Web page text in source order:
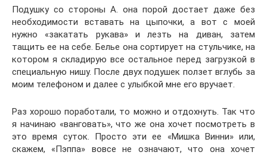
Подушку со стороны А. она порой достает даже без
необходимости вставать на цыпочки, а вот с моей
нужно «закатать рукава» и лезть на диван, затем
тащить ее на себе. Белье она сортирует на стульчике, на
котором я складирую все остальное перед загрузкой в
специальную нишу. После двух подушек ползет вглубь за
моим телефоном и далее с улыбкой мне его вручает.
Раз хорошо поработали, то можно и отдохнуть. Так что
я начинаю «ванговать», что же она хочет посмотреть в
это время суток. Просто эти ее «Мишка Винни» или,
скажем, «Пэппа» вовсе не означают, что она хочет